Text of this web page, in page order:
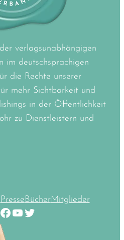
verlagsunabhängigen
im deutschsprachigen
die Rechte unserer
mehr Sichtbarkeit und
in der Öffentlichkeit
zu Dienstleistern und
PresseBücherMitglieder
Facebook YouTube Twitter